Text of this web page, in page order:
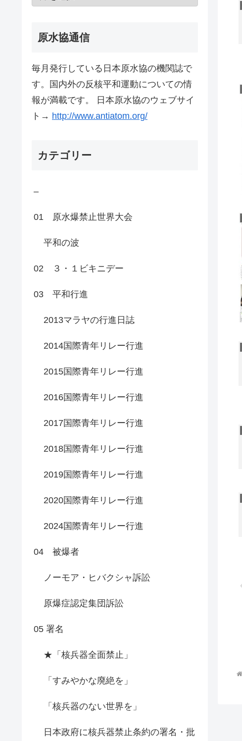
原水協通信
毎月発行している日本原水協の機関誌で
す。国内外の反核平和運動についての情
報が満載です。 日本原水協のウェブサイ
ト→ http://www.antiatom.org/
カテゴリー
–
01 原水爆禁止世界大会
平和の波
02 ３・１ビキニデー
03 平和行進
2013マラヤの行進日誌
2014国際青年リレー行進
2015国際青年リレー行進
2016国際青年リレー行進
2017国際青年リレー行進
2018国際青年リレー行進
2019国際青年リレー行進
2020国際青年リレー行進
2024国際青年リレー行進
04 被爆者
ノーモア・ヒバクシャ訴訟
原爆症認定集団訴訟
05 署名
★「核兵器全面禁止」
「すみやかな廃絶を」
「核兵器のない世界を」
日本政府に核兵器禁止条約の署名・批